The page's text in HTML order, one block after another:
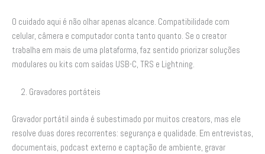
O cuidado aqui é não olhar apenas alcance. Compatibilidade com
celular, câmera e computador conta tanto quanto. Se o creator
trabalha em mais de uma plataforma, faz sentido priorizar soluções
modulares ou kits com saídas USB-C, TRS e Lightning.
2. Gravadores portáteis
Gravador portátil ainda é subestimado por muitos creators, mas ele
resolve duas dores recorrentes: segurança e qualidade. Em entrevistas,
documentais, podcast externo e captação de ambiente, gravar